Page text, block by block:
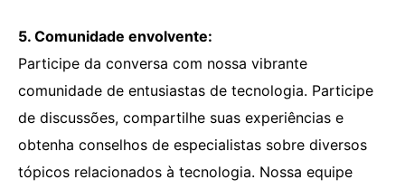
5. Comunidade envolvente:
Participe da conversa com nossa vibrante
comunidade de entusiastas de tecnologia. Participe
de discussões, compartilhe suas experiências e
obtenha conselhos de especialistas sobre diversos
tópicos relacionados à tecnologia. Nossa equipe